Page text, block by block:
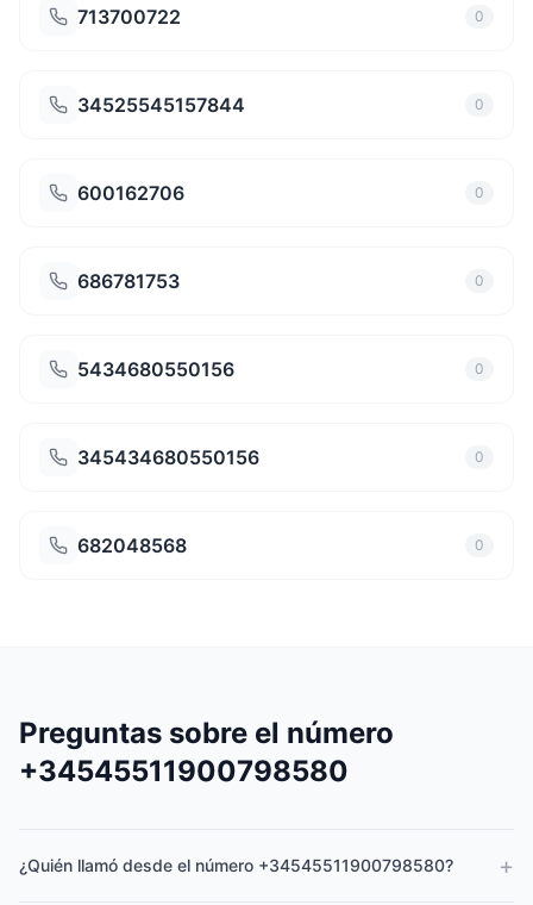
713700722 0
34525545157844 0
600162706 0
686781753 0
5434680550156 0
345434680550156 0
682048568 0
Preguntas sobre el número
+34545511900798580
¿Quién llamó desde el número +34545511900798580? +